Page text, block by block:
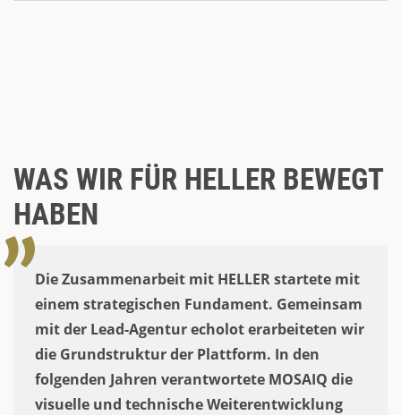
WAS WIR FÜR HELLER BEWEGT
HABEN
Die Zusammenarbeit mit HELLER startete mit
einem strategischen Fundament. Gemeinsam
mit der Lead-Agentur echolot erarbeiteten wir
die Grundstruktur der Plattform. In den
folgenden Jahren verantwortete MOSAIQ die
visuelle und technische Weiterentwicklung